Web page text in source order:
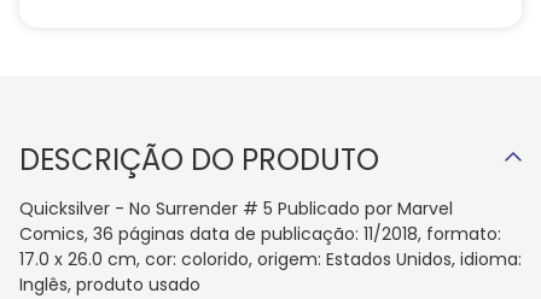
DESCRIÇÃO DO PRODUTO
Quicksilver - No Surrender # 5 Publicado por Marvel
Comics, 36 páginas data de publicação: 11/2018, formato:
17.0 x 26.0 cm, cor: colorido, origem: Estados Unidos, idioma:
Inglês, produto usado